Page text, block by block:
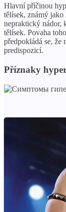
Hlavní příčinou
tělísek, známý jako
nepraktický nádor,
tělísek. Povaha
předpokládá se, že
predispozicí.
Příznaky